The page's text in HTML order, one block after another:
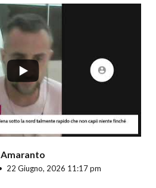
Amaranto
22 Giugno, 2026 11:17 pm